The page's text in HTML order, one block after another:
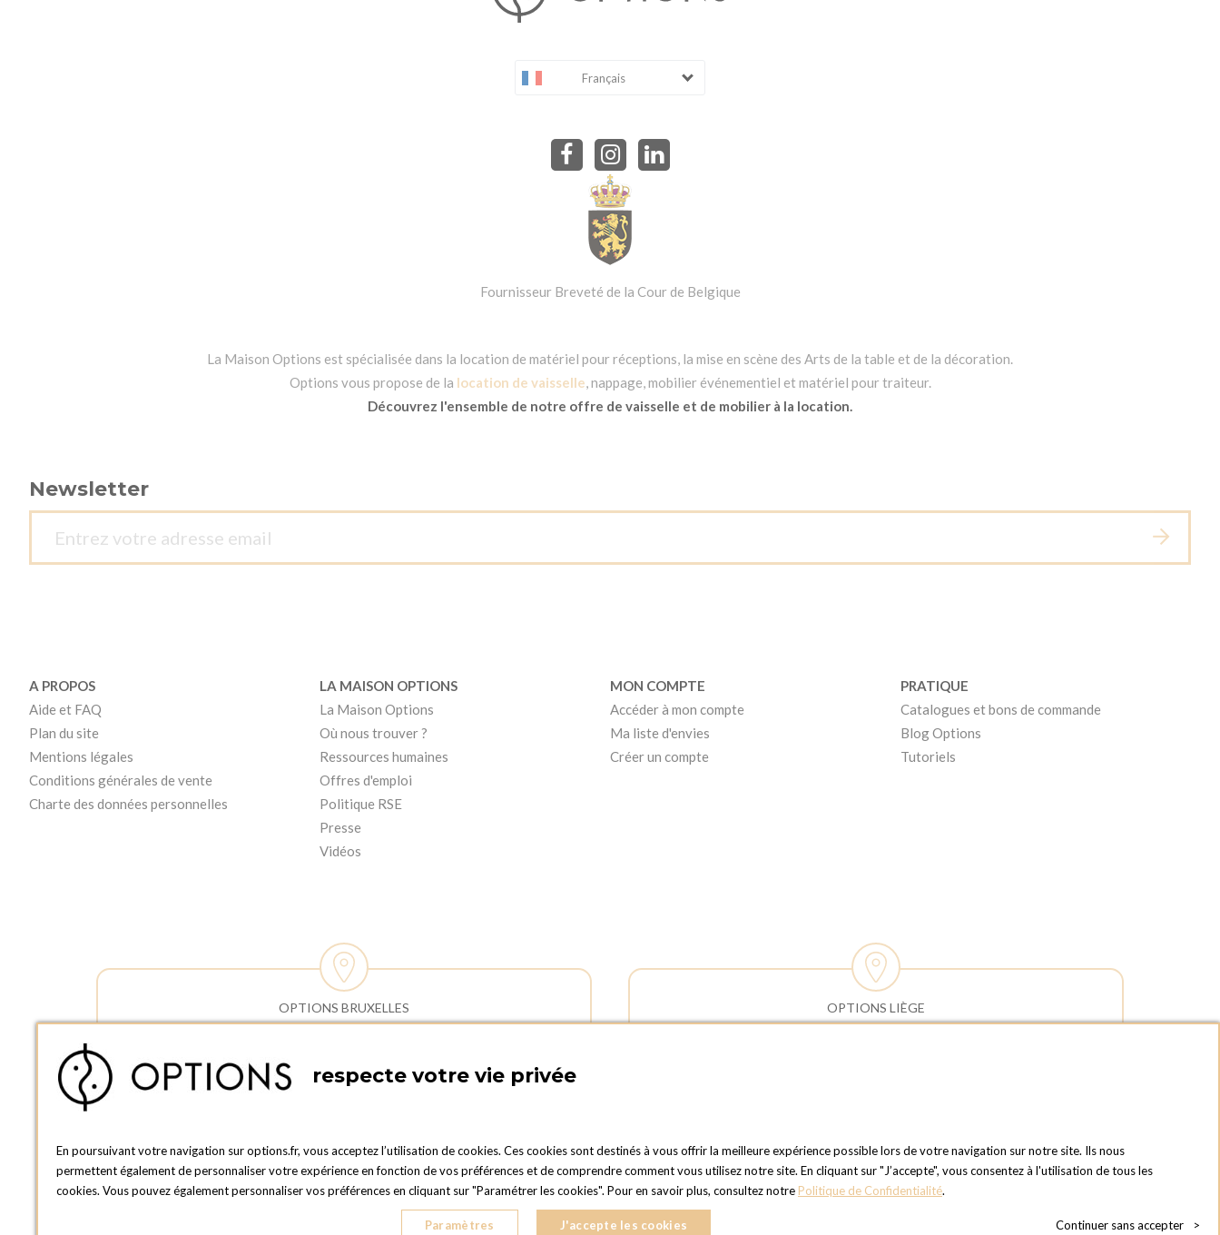
Français
Fournisseur Breveté de la Cour de Belgique
La Maison Options est spécialisée dans la location de matériel pour réceptions, la mise en scène des Arts de la table et de la décoration.
Options vous propose de la location de vaisselle, nappage, mobilier événementiel et matériel pour traiteur.
Découvrez l'ensemble de notre offre de vaisselle et de mobilier à la location.
Newsletter
A PROPOS
Aide et FAQ
Plan du site
Mentions légales
Conditions générales de vente
Charte des données personnelles
LA MAISON OPTIONS
La Maison Options
Où nous trouver ?
Ressources humaines
Offres d'emploi
Politique RSE
Presse
Vidéos
MON COMPTE
Accéder à mon compte
Ma liste d'envies
Créer un compte
PRATIQUE
Catalogues et bons de commande
Blog Options
Tutoriels
OPTIONS BRUXELLES
Rue Lieutenant Lotinstraat 40
1190 FOREST
TÉLÉPHONE :
+32 2 381 32 01
Commercial :
Horaires d'ouverture pour les
enlèvements et retours des commandes :
Lundi au vendredi : 08:30h à 17:30h
Samedi : 08:30h à 13:00h
Dimanche : Fermé
OPTIONS LIÈGE
TÉLÉPHONE :
+32 4 240 20 39
Horaires d'ouverture pour les
enlèvements et retours des commandes :
Lundi au vendredi : 08:30h à 17:30h
respecte votre vie privée
En poursuivant votre navigation sur options.fr, vous acceptez l’utilisation de cookies. Ces cookies sont destinés à vous offrir la meilleure expérience possible lors de votre navigation sur notre site. Ils nous
permettent également de personnaliser votre expérience en fonction de vos préférences et de comprendre comment vous utilisez notre site. En cliquant sur "J’accepte", vous consentez à l'utilisation de tous les
cookies. Vous pouvez également personnaliser vos préférences en cliquant sur "Paramétrer les cookies". Pour en savoir plus, consultez notre Politique de Confidentialité.
Paramètres J'accepte les cookies Continuer sans accepter >